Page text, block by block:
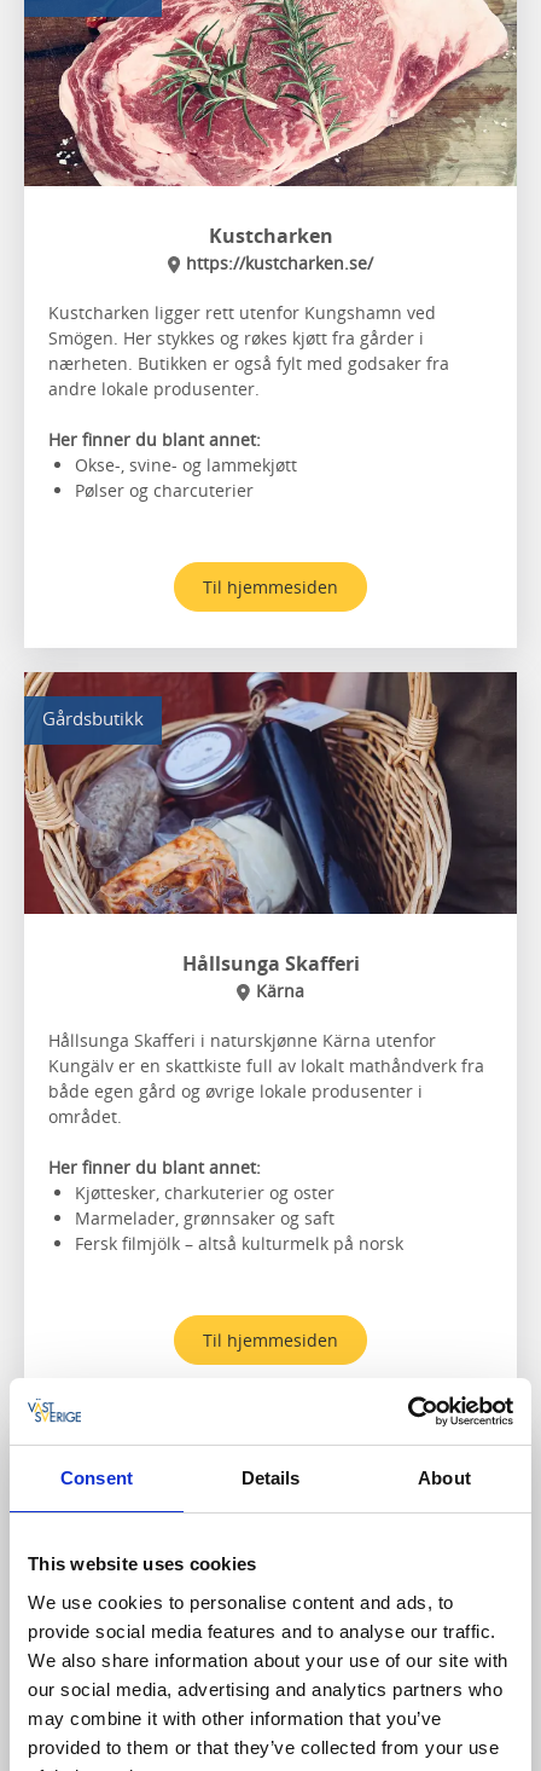
Consent Details About
This website uses cookies
We use cookies to personalise content and ads, to
provide social media features and to analyse our traffic.
We also share information about your use of our site with
our social media, advertising and analytics partners who
may combine it with other information that you’ve
provided to them or that they’ve collected from your use
Kustcharken
https://kustcharken.se/
Kustcharken ligger rett utenfor Kungshamn ved
Smögen. Her stykkes og røkes kjøtt fra gårder i
nærheten. Butikken er også fylt med godsaker fra
andre lokale produsenter.
Her finner du blant annet:
Okse-, svine- og lammekjøtt
Pølser og charcuterier
Til hjemmesiden
Gårdsbutikk
Hållsunga Skafferi
Kärna
Hållsunga Skafferi i naturskjønne Kärna utenfor
Kungälv er en skattkiste full av lokalt mathåndverk fra
både egen gård og øvrige lokale produsenter i
området.
Her finner du blant annet:
Kjøttesker, charkuterier og oster
Marmelader, grønnsaker og saft
Fersk filmjölk – altså kulturmelk på norsk
Til hjemmesiden
Gårdsbutikk med selvbetjening
Utgårds håndverksbakeri og gårdsbutikk
Fjällbacka